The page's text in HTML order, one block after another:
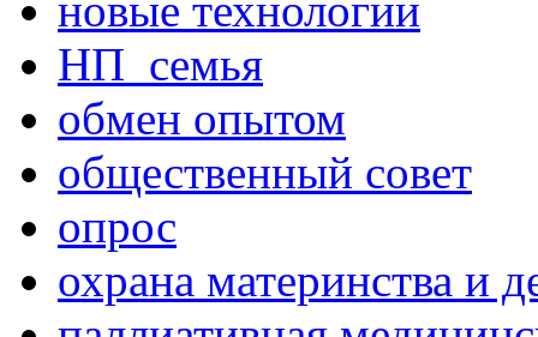
НП_семья
обмен опытом
общественный совет
опрос
охрана материнства и